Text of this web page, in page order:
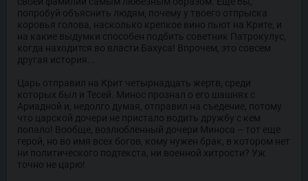
попробуй объяснить людям, почему у твоего отпрыска
коровья голова, насколько крепкое вино пьют на Крите, и
на какие выдумки способен подбить советник Патрокулус,
когда находится во власти Бахуса! Впрочем, это совсем
другая история...
Царь отправил на Крит четырнадцать жертв, среди
которых был и Тесей. Минос прознал о его шашнях с
Ариадной и, недолго думая, отправил на съедение, потому
что царской дочери не пристало водить дружбу с кем
попало! Вообще, возлюбленный дочери Миноса – тот еще
герой, но во имя всех богов, кому нужен брак, в котором нет
ни политического подтекста, ни военной хитрости? Уж
точно не царю!